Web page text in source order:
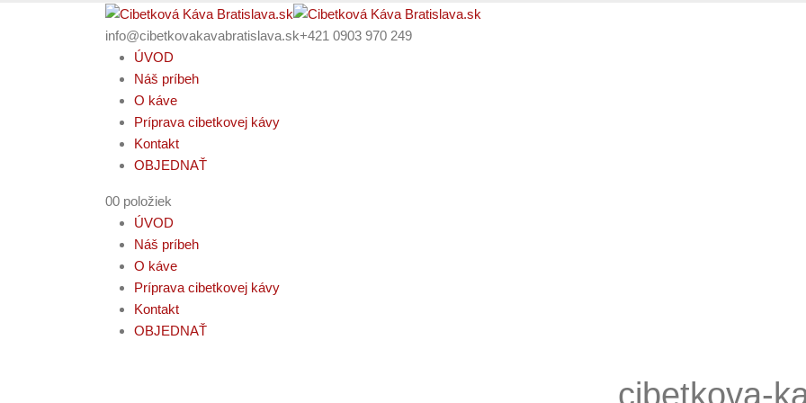
info@cibetkovakavabratislava.sk+421 0903 970 249
ÚVOD
Náš príbeh
O káve
Príprava cibetkovej kávy
Kontakt
OBJEDNAŤ
00 položiek
ÚVOD
Náš príbeh
O káve
Príprava cibetkovej kávy
Kontakt
OBJEDNAŤ
cibetkova-